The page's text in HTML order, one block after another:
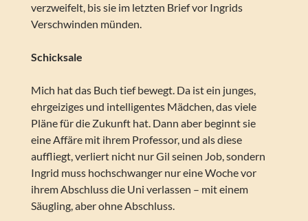
verzweifelt, bis sie im letzten Brief vor Ingrids
Verschwinden münden.
Schicksale
Mich hat das Buch tief bewegt. Da ist ein junges,
ehrgeiziges und intelligentes Mädchen, das viele
Pläne für die Zukunft hat. Dann aber beginnt sie
eine Affäre mit ihrem Professor, und als diese
auffliegt, verliert nicht nur Gil seinen Job, sondern
Ingrid muss hochschwanger nur eine Woche vor
ihrem Abschluss die Uni verlassen – mit einem
Säugling, aber ohne Abschluss.